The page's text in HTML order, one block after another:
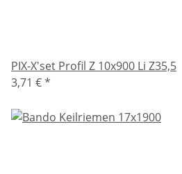
PIX-X'set Profil Z 10x900 Li Z35,5
3,71 €*